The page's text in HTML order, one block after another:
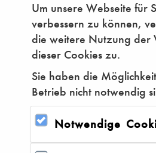
Um unsere Webseite für
verbessern zu können,
die weitere Nutzung der
dieser Cookies zu.
Sie haben die
Betrieb nicht notwendig
Notwendige